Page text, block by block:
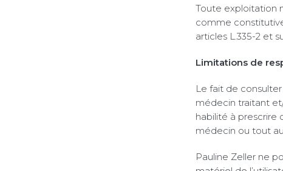
Toute exploitation
comme
articles L.335-2 et
Limitations de
Le fait de consulter
médecin traitant
habilité à prescrire
médecin ou tout
Pauline Zeller ne